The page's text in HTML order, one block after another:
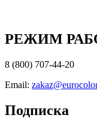
РЕЖИМ
8 (800) 707-44-20
Email:
Подписка